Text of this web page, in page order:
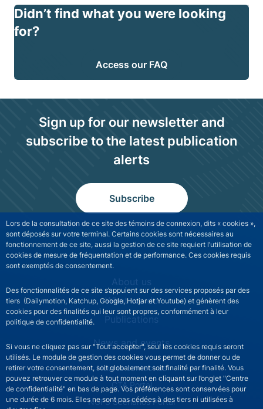
Lors de la consultation de ce site des témoins de connexion, dits « cookies »,
sont déposés sur votre terminal. Certains cookies sont nécessaires au
fonctionnement de ce site, aussi la gestion de ce site requiert l’utilisation de
cookies de mesure de fréquentation et de performance. Ces cookies requis
sont exemptés de consentement.
Des fonctionnalités de ce site s’appuient sur des services proposés par des
tiers (Dailymotion, Katchup, Google, Hotjar et Youtube) et génèrent des
cookies pour des finalités qui leur sont propres, conformément à leur
politique de confidentialité.
Si vous ne cliquez pas sur "Tout accepter", seul les cookies requis seront
utilisés. Le module de gestion des cookies vous permet de donner ou de
retirer votre consentement, soit globalement soit finalité par finalité. Vous
pouvez retrouver ce module à tout moment en cliquant sur l’onglet "Centre
de confidentialité" en bas de page. Vos préférences sont conservées pour
une durée de 6 mois. Elles ne sont pas cédées à des tiers ni utilisées à
Didn’t find what you were looking
for?
Access our FAQ
Sign up for our newsletter and
subscribe to the latest publication
alerts
Subscribe
About us
What we do
Publications
News and events
NGFS footer secondary menu
How to contact us
CTA Portal
NGFS Scenarios Portal